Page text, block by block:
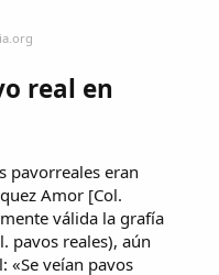
real en
pavorreales eran
Amor [Col.
válida la grafía
pavos reales), aún
«Se veían pavos